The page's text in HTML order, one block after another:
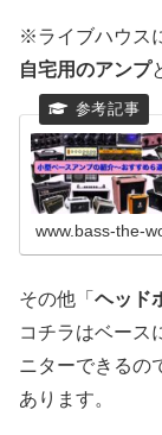
※ライブハウス
自宅用のアンプ
www.bass-the-
その他「 ヘッド
コチラはベース
ニターできるの
あります。